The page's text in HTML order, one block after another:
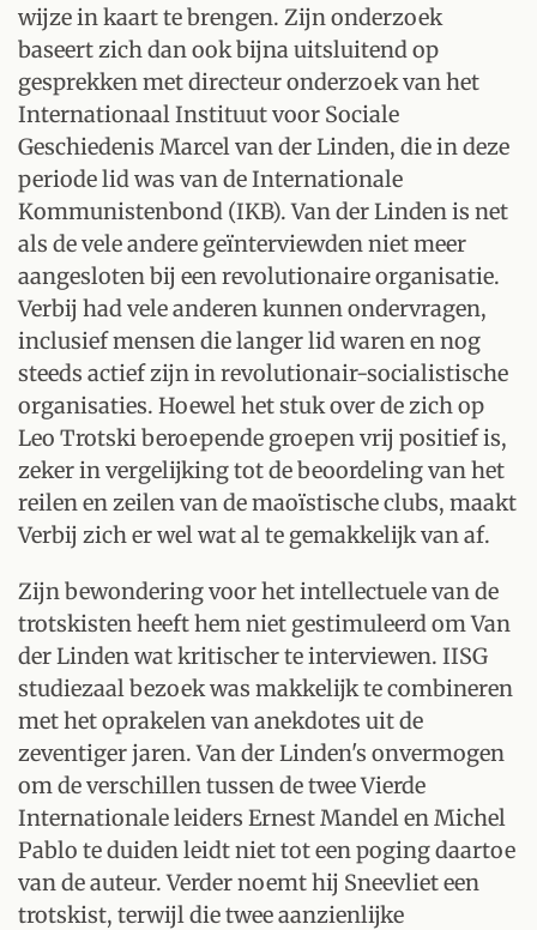
wijze in kaart te brengen. Zijn onderzoek
baseert zich dan ook bijna uitsluitend op
gesprekken met directeur onderzoek van het
Internationaal Instituut voor Sociale
Geschiedenis Marcel van der Linden, die in deze
periode lid was van de Internationale
Kommunistenbond (IKB). Van der Linden is net
als de vele andere geïnterviewden niet meer
aangesloten bij een revolutionaire organisatie.
Verbij had vele anderen kunnen ondervragen,
inclusief mensen die langer lid waren en nog
steeds actief zijn in revolutionair-socialistische
organisaties. Hoewel het stuk over de zich op
Leo Trotski beroepende groepen vrij positief is,
zeker in vergelijking tot de beoordeling van het
reilen en zeilen van de maoïstische clubs, maakt
Verbij zich er wel wat al te gemakkelijk van af.
Zijn bewondering voor het intellectuele van de
trotskisten heeft hem niet gestimuleerd om Van
der Linden wat kritischer te interviewen. IISG
studiezaal bezoek was makkelijk te combineren
met het oprakelen van anekdotes uit de
zeventiger jaren. Van der Linden's onvermogen
om de verschillen tussen de twee Vierde
Internationale leiders Ernest Mandel en Michel
Pablo te duiden leidt niet tot een poging daartoe
van de auteur. Verder noemt hij Sneevliet een
trotskist, terwijl die twee aanzienlijke